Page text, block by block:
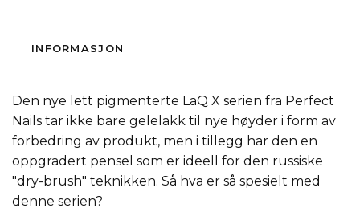
INFORMASJON
Den nye lett pigmenterte LaQ X serien fra Perfect
Nails tar ikke bare gelelakk til nye høyder i form av
forbedring av produkt, men i tillegg har den en
oppgradert pensel som er ideell for den russiske
"dry-brush" teknikken. Så hva er så spesielt med
denne serien?